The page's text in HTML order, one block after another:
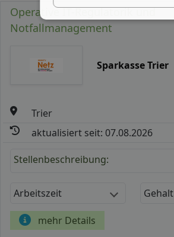
Operative IT-Regulatorik und
Notfallmanagement
Sparkasse Trier
Trier
aktualisiert seit: 07.08.2026
Stellenbeschreibung:
Arbeitszeit Gehalt
mehr Details